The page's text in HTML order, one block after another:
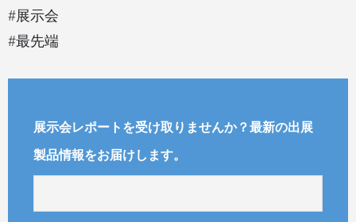
#展示会
#最先端
展示会レポートを受け取りませんか？最新の出展
製品情報をお届けします。